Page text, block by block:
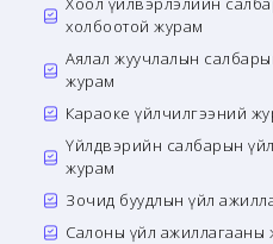
холбоотой журам
Аялал жуучлалын
журам
Караоке үйлчилгээний
Үйлдвэрийн салбарын
журам
Зочид буудлын үйл
Салоны үйл ажиллагааны